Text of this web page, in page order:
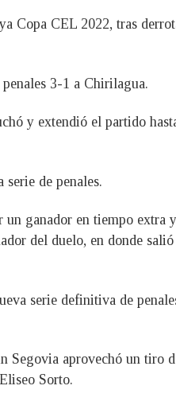
Copa CEL 2022, tras
3-1 a Chirilagua.
y extendió el partido
de penales.
ganador en tiempo extra
del duelo, en donde
serie definitiva de
aprovechó un tiro
Sorto.